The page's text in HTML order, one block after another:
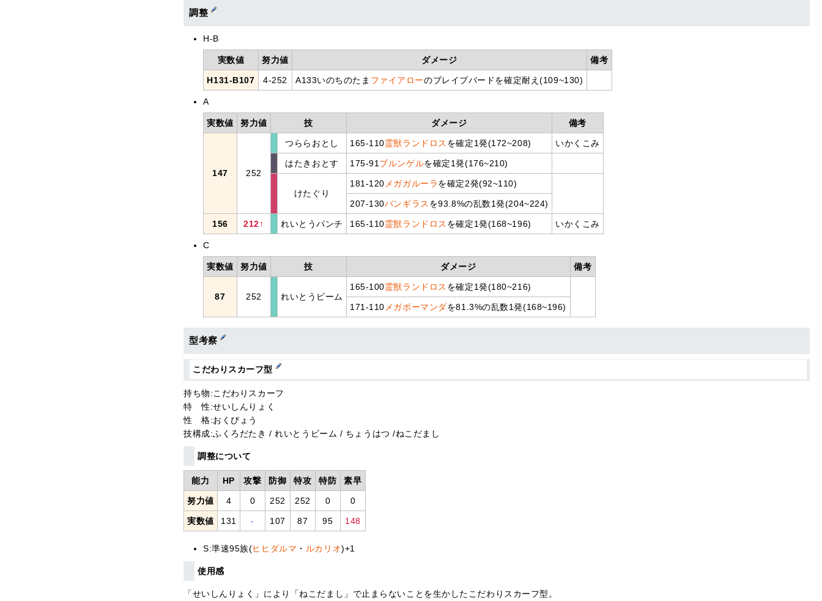
調整
H-B
実数値 努力値 ダメージ 備考
H131-B107 4-252 A133いのちのたま ファイアローのブレイブバードを確定耐え(109~130)
A
実数値 努力値 技 ダメージ 備考
147 252
つららおとし 165-110霊獣ランドロス を確定1発(172~208) いかくこみ
はたきおとす 175-91ブルンゲルを確定1発(176~210)
けたぐり
181-120メガガルーラを確定2発(92~110)
207-130バンギラス を93.8%の乱数1発(204~224)
156 212↑ れいとうパンチ 165-110霊獣ランドロス を確定1発(168~196) いかくこみ
C
実数値 努力値 技 ダメージ 備考
87 252 れいとうビーム
165-100霊獣ランドロス を確定1発(180~216)
171-110メガボーマンダを81.3%の乱数1発(168~196)
型考察
こだわりスカーフ型
持ち物:こだわりスカーフ
特 性:せいしんりょく
性 格:おくびょう
技構成:ふくろだたき / れいとうビーム / ちょうはつ /ねこだまし
調整について
能力 HP 攻撃 防御 特攻 特防 素早
努力値 4 0 252 252 0 0
実数値 131 - 107 87 95 148
S:準速95族(ヒヒダルマ ・ ルカリオ)+1
使用感
「せいしんりょく」により「ねこだまし」で止まらないことを生かしたこだわりスカーフ型。